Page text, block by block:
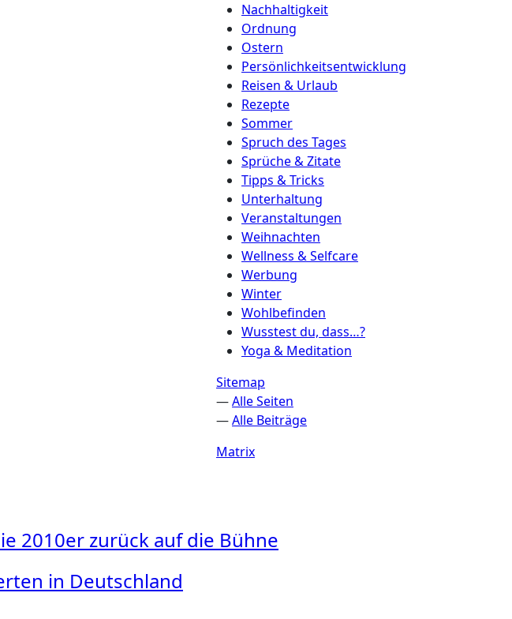
Nachhaltigkeit
Ordnung
Ostern
Persönlichkeitsentwicklung
Reisen & Urlaub
Rezepte
Sommer
Spruch des Tages
Sprüche & Zitate
Tipps & Tricks
Unterhaltung
Veranstaltungen
Weihnachten
Wellness & Selfcare
Werbung
Winter
Wohlbefinden
Wusstest du, dass…?
Yoga & Meditation
Sitemap
—Alle Seiten
—Alle Beiträge
Matrix
2010er zurück auf die Bühne
in Deutschland